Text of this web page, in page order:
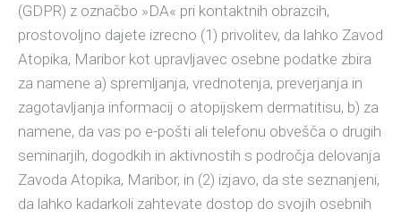
(GDPR) z označbo »DA« pri kontaktnih obrazcih,
prostovoljno dajete izrecno (1) privolitev, da lahko Zavod
Atopika, Maribor kot upravljavec osebne podatke zbira
za namene a) spremljanja, vrednotenja, preverjanja in
zagotavljanja informacij o atopijskem dermatitisu, b) za
namene, da vas po e-pošti ali telefonu obvešča o drugih
seminarjih, dogodkih in aktivnostih s področja delovanja
Zavoda Atopika, Maribor, in (2) izjavo, da ste seznanjeni,
da lahko kadarkoli zahtevate dostop do svojih osebnih